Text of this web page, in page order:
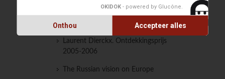
2007-2008
Laurent Dierckx. Ontdekkingsprijs
2005-2006
The Russian vision on Europe
OKIDOK - powered by Glucône
Onthou Accepteer alles